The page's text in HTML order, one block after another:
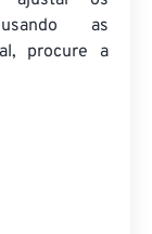
as
procure a